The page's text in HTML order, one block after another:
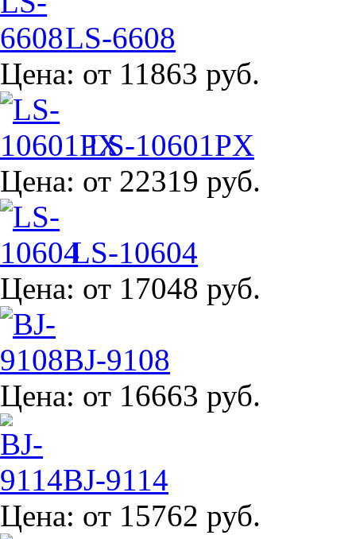
LS-6608
Цена: от 11863 руб.
LS-10601PX
Цена: от 22319 руб.
LS-10604
Цена: от 17048 руб.
BJ-9108
Цена: от 16663 руб.
BJ-9114
Цена: от 15762 руб.